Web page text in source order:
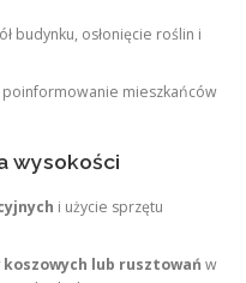
budynku, osłonięcie roślin i
mieszkańców
wysokości
i użycie sprzętu
lub rusztowań w